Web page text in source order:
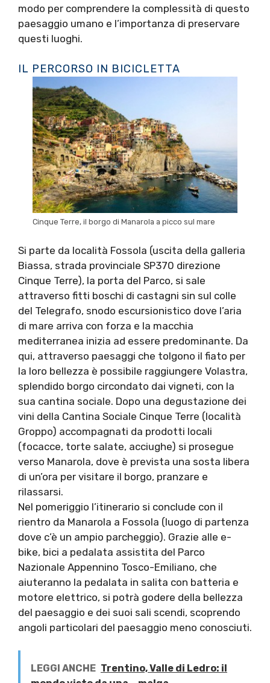
modo per comprendere la complessità di questo
paesaggio umano e l’importanza di preservare
questi luoghi.
IL PERCORSO IN BICICLETTA
Cinque Terre, il borgo di Manarola a picco sul mare
Si parte da località Fossola (uscita della galleria
Biassa, strada provinciale SP370 direzione
Cinque Terre), la porta del Parco, si sale
attraverso fitti boschi di castagni sin sul colle
del Telegrafo, snodo escursionistico dove l’aria
di mare arriva con forza e la macchia
mediterranea inizia ad essere predominante. Da
qui, attraverso paesaggi che tolgono il fiato per
la loro bellezza è possibile raggiungere Volastra,
splendido borgo circondato dai vigneti, con la
sua cantina sociale. Dopo una degustazione dei
vini della Cantina Sociale Cinque Terre (località
Groppo) accompagnati da prodotti locali
(focacce, torte salate, acciughe) si prosegue
verso Manarola, dove è prevista una sosta libera
di un’ora per visitare il borgo, pranzare e
rilassarsi.
Nel pomeriggio l’itinerario si conclude con il
rientro da Manarola a Fossola (luogo di partenza
dove c’è un ampio parcheggio). Grazie alle e-
bike, bici a pedalata assistita del Parco
Nazionale Appennino Tosco-Emiliano, che
aiuteranno la pedalata in salita con batteria e
motore elettrico, si potrà godere della bellezza
del paesaggio e dei suoi sali scendi, scoprendo
angoli particolari del paesaggio meno conosciuti.
LEGGI ANCHE Trentino, Valle di Ledro: il